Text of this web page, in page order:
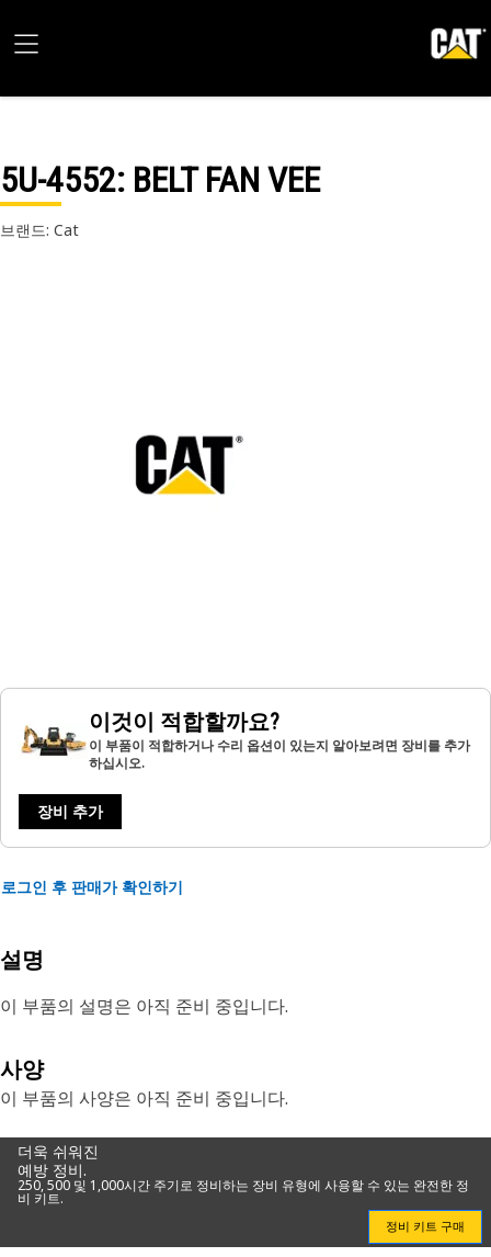
5U-4552: BELT FAN VEE
브랜드: Cat
이것이 적합할까요?
이 부품이 적합하거나 수리 옵션이 있는지 알아보려면 장비를 추가
하십시오.
장비 추가
로그인 후 판매가 확인하기
설명
이 부품의 설명은 아직 준비 중입니다.
사양
이 부품의 사양은 아직 준비 중입니다.
더욱 쉬워진
예방 정비.
250, 500 및 1,000시간 주기로 정비하는 장비 유형에 사용할 수 있는 완전한 정
비 키트.
정비 키트 구매